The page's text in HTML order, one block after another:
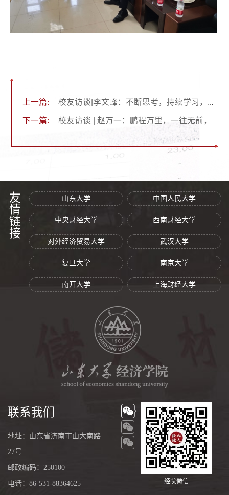
上一篇: 校友访谈|李文峰：不断思考，持续学习，自己的人生自己选
下一篇: 校友访谈 | 赵万一：鹏程万里，一往无前，校友聚首，再忆青春
友情链接 山东大学 中国人民大学
中央财经大学 西南财经大学
对外经济贸易大学 武汉大学
复旦大学 南京大学
南开大学 上海财经大学
联系我们
地址：山东省济南市山大南路
27号
邮政编码：250100
电话：86-531-88364625 经院微信